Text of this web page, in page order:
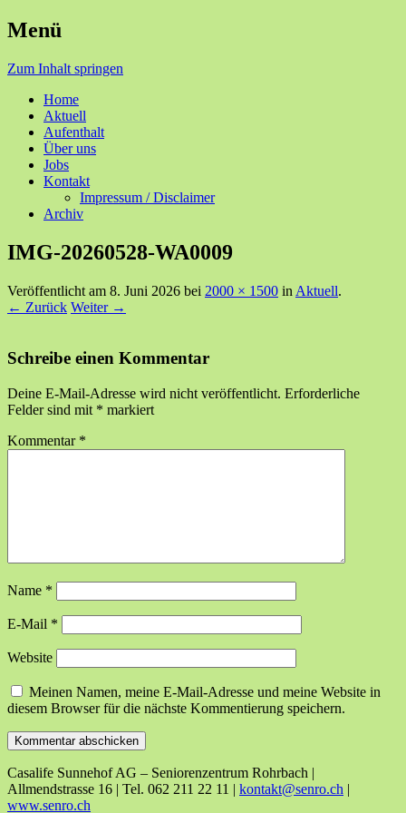
Rohrbach
Menü
Zum Inhalt springen
Home
Aktuell
Aufenthalt
Über uns
Jobs
Kontakt
Impressum / Disclaimer
Archiv
IMG-20260528-WA0009
Veröffentlicht am 8. Juni 2026 bei 2000 × 1500 in Aktuell.
← Zurück Weiter →
Schreibe einen Kommentar
Deine E-Mail-Adresse wird nicht veröffentlicht. Erforderliche
Felder sind mit * markiert
Kommentar *
Name *
E-Mail *
Website
Meinen Namen, meine E-Mail-Adresse und meine Website in
diesem Browser für die nächste Kommentierung speichern.
Casalife Sunnehof AG – Seniorenzentrum Rohrbach |
Allmendstrasse 16 | Tel. 062 211 22 11 | kontakt@senro.ch |
www.senro.ch